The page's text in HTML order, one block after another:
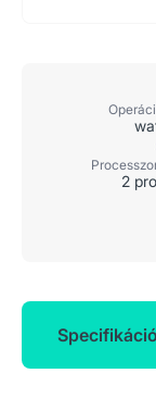
2
Specifikáció